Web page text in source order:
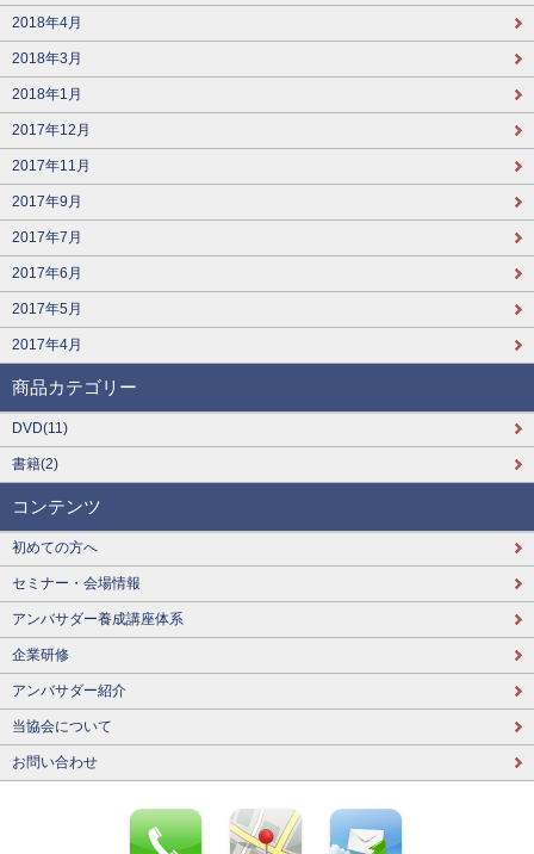
2018年4月
2018年3月
2018年1月
2017年12月
2017年11月
2017年9月
2017年7月
2017年6月
2017年5月
2017年4月
商品カテゴリー
DVD(11)
書籍(2)
コンテンツ
初めての方へ
セミナー・会場情報
アンバサダー養成講座体系
企業研修
アンバサダー紹介
当協会について
お問い合わせ